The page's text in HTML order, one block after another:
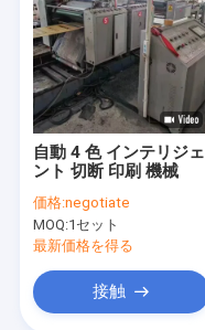
自動 4 色 インテリジェ
ント 切断 印刷 機械
価格:negotiate
MOQ:1セット
最新価格を得る
接触